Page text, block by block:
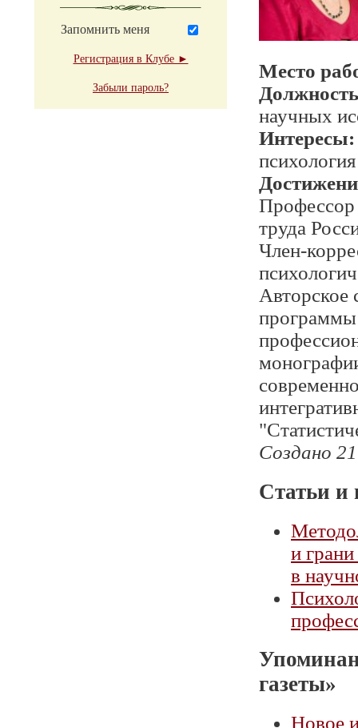
Запомнить меня
Регистрация в Клубе ►
Забыли пароль?
Место
научных
Интересы:
Профессор
труда
Член-
Авторское
программы
Создано
Статьи и
и
в
газеты»
Новое